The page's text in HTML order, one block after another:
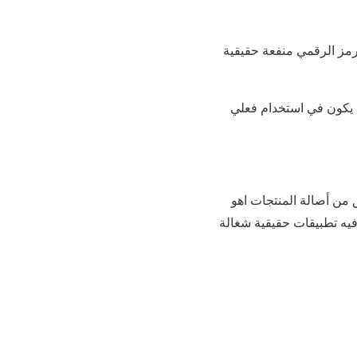
الرقمي منفعة حقيقية
يكون في استخدام فعلي
أصالة المنتجات اهو
تطبيقات حقيقية شغالة